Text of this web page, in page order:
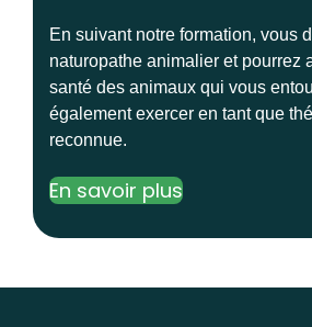
En suivant notre formation, vous
naturopathe animalier et pourrez
santé des animaux qui vous
également exercer en tant que
reconnue.
En savoir plus